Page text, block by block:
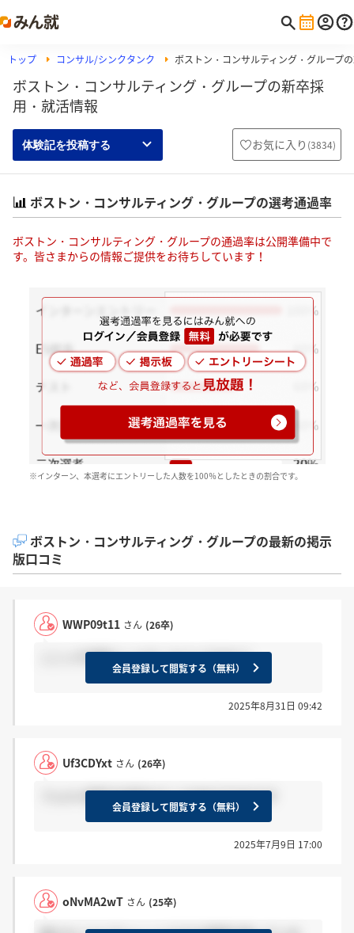
トップ コンサル/シンクタンク ボストン・コンサルティング・グループ
ボストン・コンサルティング・グループの新卒採
用・就活情報
体験記を投稿する お気に入り (3834)
ボストン・コンサルティング・グループの選考通過率
ボストン・コンサルティング・グループの通過率は公開準備中で
す。皆さまからの情報ご提供をお待ちしています！
※インターン、本選考にエントリーした人数を100％としたときの割合です。
ボストン・コンサルティング・グループの最新の掲示
版口コミ
WWP09t11 さん (26卒)
ここって学歴フィルターえぐいですか？
会員登録して閲覧する（無料）
2025年8月31日 09:42
Uf3CDYxt さん (26卒)
フェルミ推定の技術みたいな本おすすめです
会員登録して閲覧する（無料）
2025年7月9日 17:00
oNvMA2wT さん (25卒)